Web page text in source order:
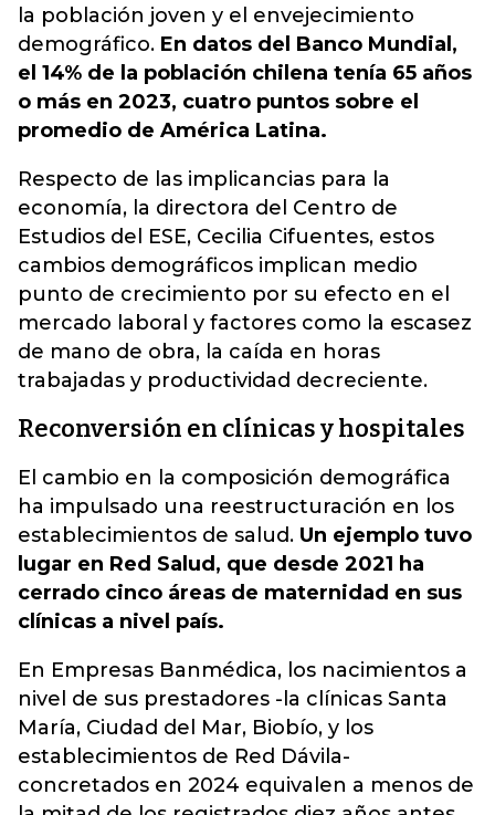
la población joven y el envejecimiento
demográfico. En datos del Banco Mundial,
el 14% de la población chilena tenía 65 años
o más en 2023, cuatro puntos sobre el
promedio de América Latina.
Respecto de las implicancias para la
economía, la directora del Centro de
Estudios del ESE, Cecilia Cifuentes, estos
cambios demográficos implican medio
punto de crecimiento por su efecto en el
mercado laboral y factores como la escasez
de mano de obra, la caída en horas
trabajadas y productividad decreciente.
Reconversión en clínicas y hospitales
El cambio en la composición demográfica
ha impulsado una reestructuración en los
establecimientos de salud. Un ejemplo tuvo
lugar en Red Salud, que desde 2021 ha
cerrado cinco áreas de maternidad en sus
clínicas a nivel país.
En Empresas Banmédica, los nacimientos a
nivel de sus prestadores -la clínicas Santa
María, Ciudad del Mar, Biobío, y los
establecimientos de Red Dávila-
concretados en 2024 equivalen a menos de